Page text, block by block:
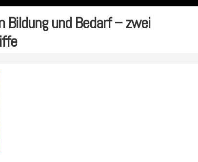
Bildung und Bedarf – zwei